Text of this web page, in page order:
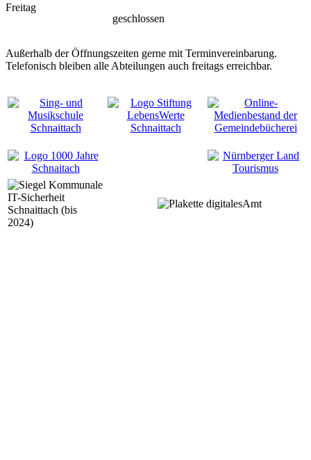
Freitag
geschlossen
Außerhalb der Öffnungszeiten gerne mit Terminvereinbarung.
Telefonisch bleiben alle Abteilungen auch freitags erreichbar.